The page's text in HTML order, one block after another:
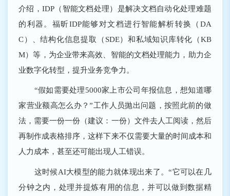
介绍，IDP（智能文档处理）是解决文档自动化处理难题
的利器。福昕IDP能够对文档进行智能解析转换（DA
C）、结构化信息提取（SDE）和私域知识库转化（KB
M）等，为企业带来高效、智能的文档处理能力，助力企
业数字化转型，提升业务竞争力。
“假如需要处理5000家上市公司年报信息，想知道哪
家营业额高怎么办？”工作人员抛出问题，按照此前的做
法，需要一份一份（建议：一份）文件去人工阅读，然后
再制作成表格排序，这样下来不仅需要大量的时间成本和
人力成本，甚至还可能出现人工错误。
这时候AI大模型的能力就体现出来了。“它可以在几
分钟之内，处理并提炼有用的信息，并可以做到数据精